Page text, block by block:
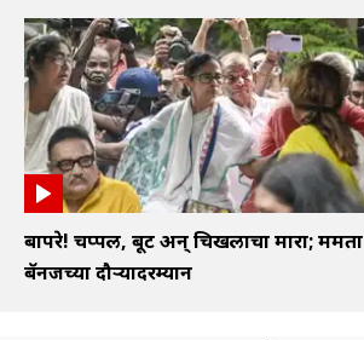
बापरे! चप्पल, बूट अन् चिखलाचा मारा; ममता
बॅनर्जींच्या दौऱ्यादरम्यान